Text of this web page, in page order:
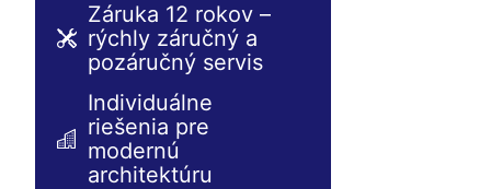
Záruka 12 rokov –
rýchly záručný a
pozáručný servis
Individuálne
riešenia pre
modernú
architektúru